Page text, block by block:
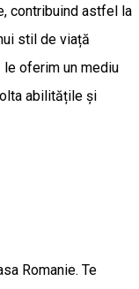
contribuind astfel la
stil de viață
oferim un mediu
abilitățile și
Romanie. Te